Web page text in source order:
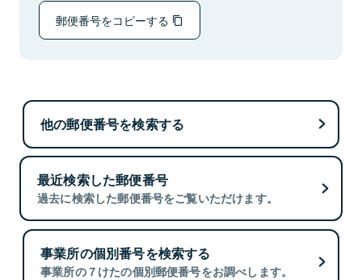
郵便番号をコピーする
他の郵便番号を検索する
最近検索した郵便番号
過去に検索した郵便番号をご覧いただけます。
事業所の個別番号を検索する
事業所の７けたの個別郵便番号をお調べします。